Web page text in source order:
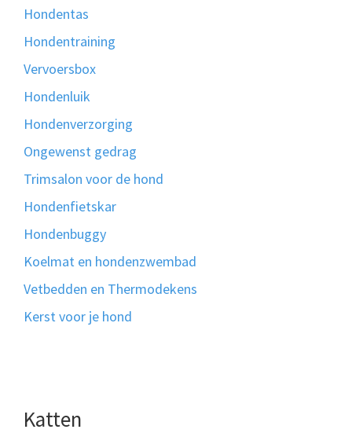
Hondentas
Hondentraining
Vervoersbox
Hondenluik
Hondenverzorging
Ongewenst gedrag
Trimsalon voor de hond
Hondenfietskar
Hondenbuggy
Koelmat en hondenzwembad
Vetbedden en Thermodekens
Kerst voor je hond
Katten